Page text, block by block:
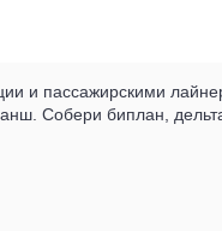
и пассажирскими
Собери биплан,